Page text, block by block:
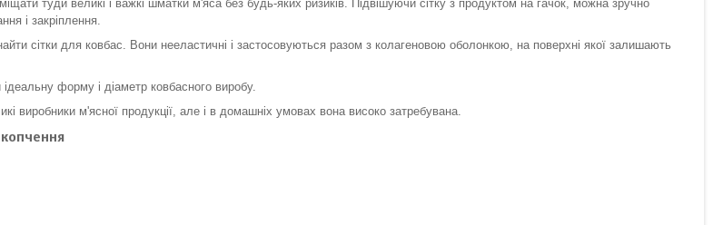
туди великі і важкі шматки м'яса без будь-яких ризиків. Підвішуючи сітку з продуктом на гачок, можна зручно
і закріплення.
сітки для ковбас. Вони нееластичні і застосовуються разом з колагеновою оболонкою, на поверхні якої залишають
форму і діаметр ковбасного виробу.
виробники м'ясної продукції, але і в домашніх умовах вона високо затребувана.